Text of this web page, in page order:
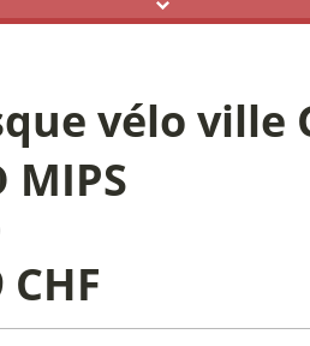
vélo ville
MIPS